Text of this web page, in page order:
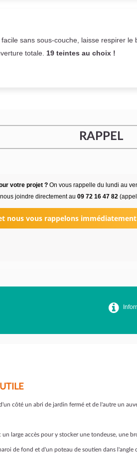
sans sous-couche, laisse respirer le
totale. 19 teintes au choix !
RAPPEL
votre projet ?On vous rappelle du lundi au
joindre directement au 09 72 16 47 82(appel
nous vous rappelons immédiatement
côté un abri de jardin fermé et de l'autre un
large accès pour y stocker une tondeuse, une
de fond et d'un poteau de soutien dans